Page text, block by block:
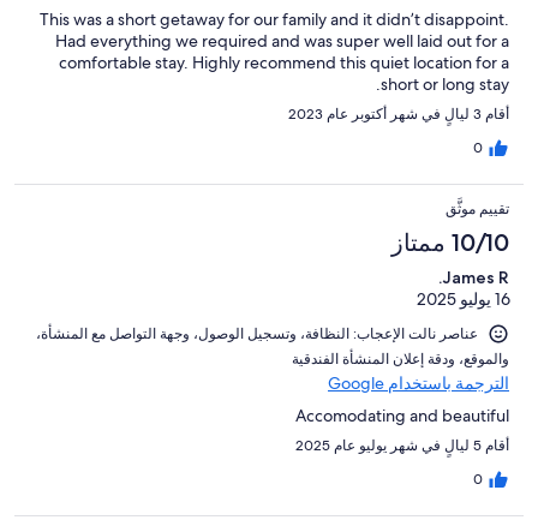
This was a short getaway for our family and it didn’t disappoint.
Had everything we required and was super well laid out for a
comfortable stay. Highly recommend this quiet location for a
short or long stay.
أقام 3 ليالٍ في شهر أكتوبر عام 2023
0
تقييم موثَّق
10/10 ممتاز
James R.
16 يوليو 2025
عناصر نالت الإعجاب: ⁦النظافة⁩، و⁦تسجيل الوصول⁩، و⁦جهة التواصل مع المنشأة⁩،
و⁦الموقع⁩، و⁦دقة إعلان المنشأة الفندقية⁩
الترجمة باستخدام Google
Accomodating and beautiful
أقام 5 ليالٍ في شهر يوليو عام 2025
0